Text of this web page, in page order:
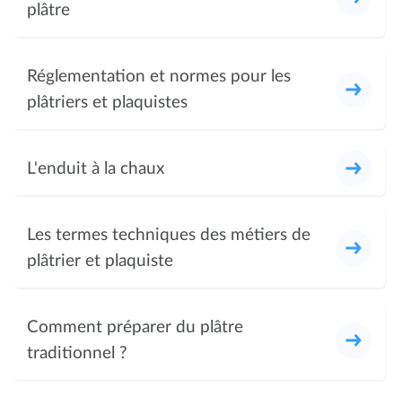
plâtre
Réglementation et normes pour les
plâtriers et plaquistes
L'enduit à la chaux
Les termes techniques des métiers de
plâtrier et plaquiste
Comment préparer du plâtre
traditionnel ?